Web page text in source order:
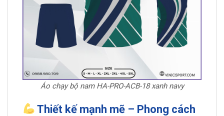
Áo chạy bộ nam HA-PRO-ACB-18 xanh navy
Thiết kế mạnh mẽ – Phong cách